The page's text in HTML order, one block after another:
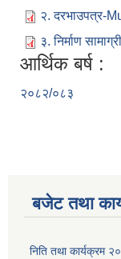
२. दरभाउपत्र-
३. निर्माण
आर्थिक बर्ष :
२०८२/०८३
बजेट तथा
निति तथा कार्यक्रम